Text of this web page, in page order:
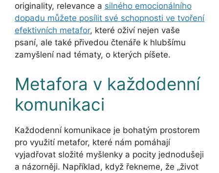
originality, relevance a silného emocionálního
dopadu můžete posílit své schopnosti ve tvoření
efektivních metafor, které oživí nejen vaše
psaní, ale také přivedou čtenáře k hlubšímu
zamyšlení nad tématy, o kterých píšete.
Metafora v každodenní
komunikaci
Každodenní komunikace je bohatým prostorem
pro využití metafor, které nám pomáhají
vyjadřovat složité myšlenky a pocity jednodušeji
a názorněji. Například, když řekneme, že „život